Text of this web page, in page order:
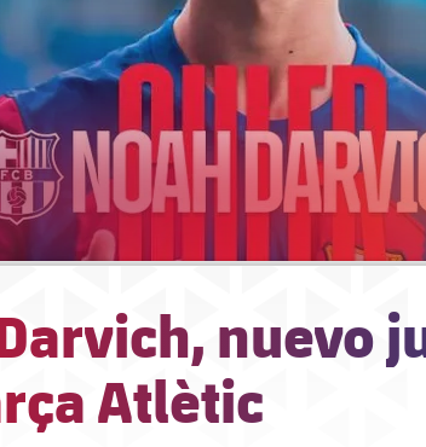
nuevo
Atlètic